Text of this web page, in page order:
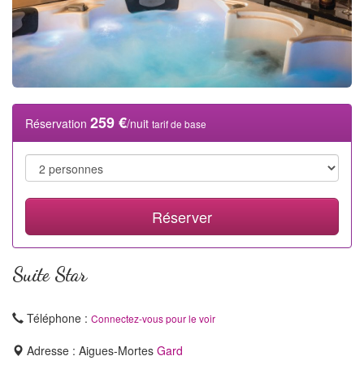
Réservation 259 €/nuit tarif de base
Réserver
Suite Star
Téléphone : Connectez-vous pour le voir
Adresse : Aigues-Mortes Gard